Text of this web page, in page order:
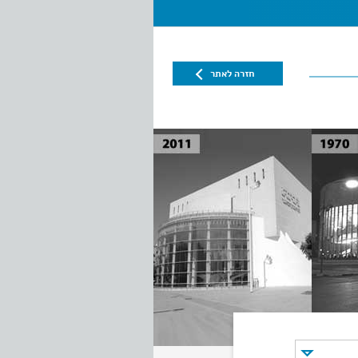
חזרה לאתר